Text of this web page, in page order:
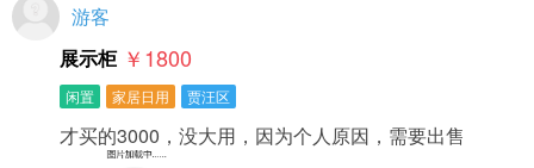
游客
展示柜 ￥1800
闲置 家居日用 贾汪区
才买的3000，没大用，因为个人原因，需要出售​‌‌